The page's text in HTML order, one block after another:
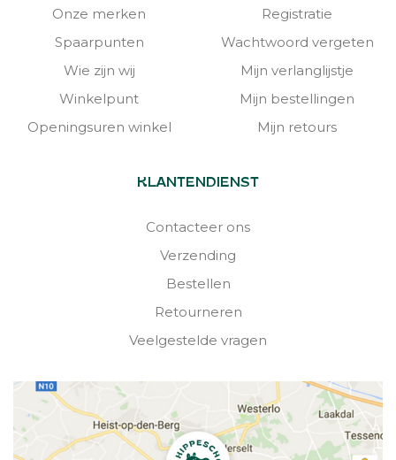
Onze merken
Spaarpunten
Wie zijn wij
Winkelpunt
Openingsuren winkel
Registratie
Wachtwoord vergeten
Mijn verlanglijstje
Mijn bestellingen
Mijn retours
KLANTENDIENST
Contacteer ons
Verzending
Bestellen
Retourneren
Veelgestelde vragen